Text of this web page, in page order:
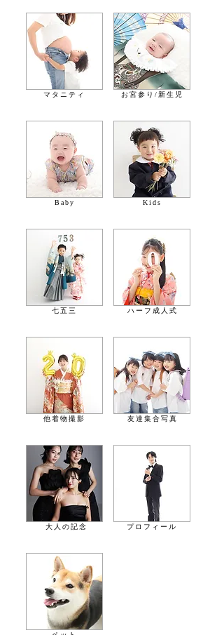
マタニティ
Baby
七五三
他着物撮影
大人の記念
お宮参り/新生児
Kids
ハーフ成人式
友達集合写真
プロフィール